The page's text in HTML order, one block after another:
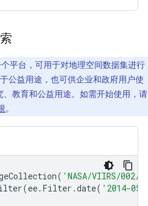
平台，可用于对地理空间数据集进行
公益用途，也可供企业和政府用户使
、教育和公益用途。如需开始使用，请
。
( 'NASA/VIIRS/002/
(ee. Filter .date( '2014-